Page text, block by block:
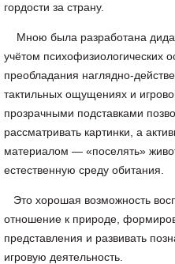
гордости за страну.
Мною была разработана
учётом психофизиологических
преобладания наглядно-
тактильных ощущениях и
прозрачными подставками
рассматривать картинки, а
материалом — «поселять»
естественную среду обитания.
Это хорошая возможность
отношение к природе,
представления и развивать
игровую деятельность.